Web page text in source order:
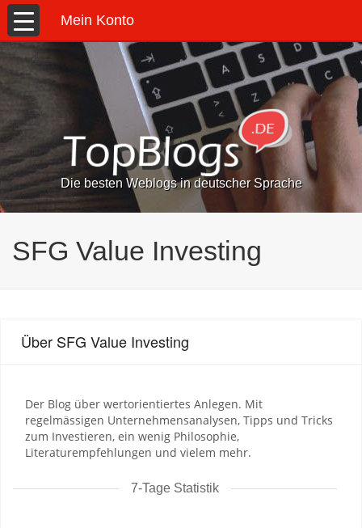
Mein Konto
Die besten Weblogs in deutscher Sprache
SFG Value Investing
Über SFG Value Investing
Der Blog über wertorientiertes Anlegen. Mit
regelmässigen Unternehmensanalysen, Tipps und Tricks
zum Investieren, ein wenig Philosophie,
Literaturempfehlungen und vielem mehr.
7-Tage Statistik